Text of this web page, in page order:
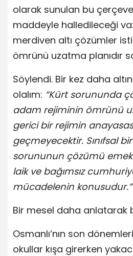
olarak sunulan bu
maddeyle halledileceği
merdiven altı çözümler
ömrünü uzatma planıdır
Söylendi. Bir kez daha
olalım: “Kürt sorununda
adam rejiminin ömrünü
gerici bir rejimin
geçmeyecektir. Sınıfsal
sorununun çözümü
laik ve bağımsız
mücadelenin konusudur.”
Bir mesel daha anlatarak
Osmanlı’nın son
okullar kışa girerken